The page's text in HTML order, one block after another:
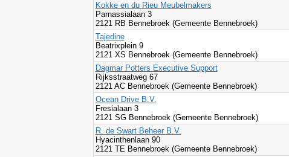
Kokke en du Rieu Meubelmakers
Parnassialaan 3
2121 RB Bennebroek (Gemeente Bennebroek)
Tajedine
Beatrixplein 9
2121 XS Bennebroek (Gemeente Bennebroek)
Dagmar Potters Executive Support
Rijksstraatweg 67
2121 AC Bennebroek (Gemeente Bennebroek)
Ocean Drive B.V.
Fresialaan 3
2121 SG Bennebroek (Gemeente Bennebroek)
R. de Swart Beheer B.V.
Hyacinthenlaan 90
2121 TE Bennebroek (Gemeente Bennebroek)